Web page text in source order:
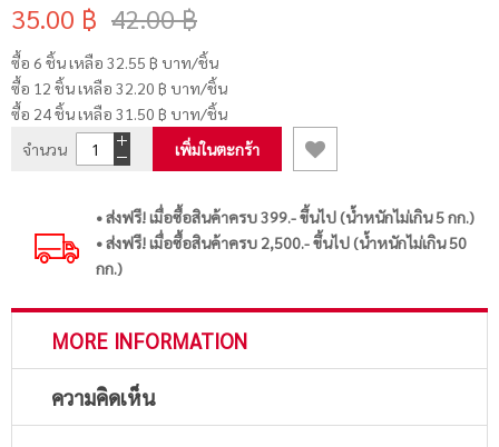
35.00 ฿ 42.00 ฿
ซื้อ 6 ชิ้น เหลือ 32.55 ฿ บาท/ชิ้น
ซื้อ 12 ชิ้น เหลือ 32.20 ฿ บาท/ชิ้น
ซื้อ 24 ชิ้น เหลือ 31.50 ฿ บาท/ชิ้น
จำนวน
เพิ่มในตะกร้า
• ส่งฟรี! เมื่อซื้อสินค้าครบ 399.- ขึ้นไป (น้ำหนักไม่เกิน 5 กก.)
• ส่งฟรี! เมื่อซื้อสินค้าครบ 2,500.- ขึ้นไป (น้ำหนักไม่เกิน 50
กก.)
MORE INFORMATION
ความคิดเห็น